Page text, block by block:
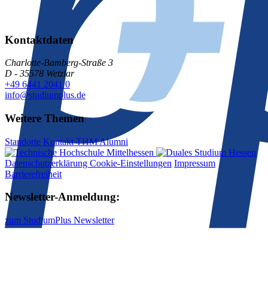
Kontaktdaten
Charlotte-Bamberg-Straße 3
D - 35578 Wetzlar
+49 6441 2041 0
info@studiumplus.de
Weitere Themen
Standorte KontaktTHMAlumni
Datenschutzerklärung Cookie-Einstellungen Impressum
Barrierefreiheit
Newsletter-Anmeldung:
zum StudiumPlus Newsletter